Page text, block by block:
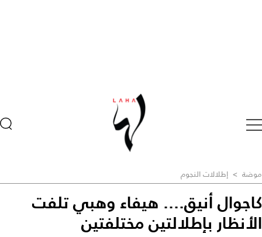
موضة > إطلالات النجوم
كاجوال أنيق.... هيفاء وهبي تلفت
الأنظار بإطلالتين مختلفتين